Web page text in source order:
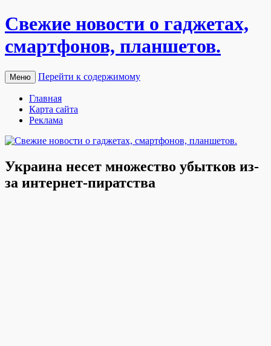
Свежие новости о гаджетах,
смартфонов, планшетов.
Меню Перейти к содержимому
Главная
Карта сайта
Реклама
Украина несет множество убытков из-
за интернет-пиратства